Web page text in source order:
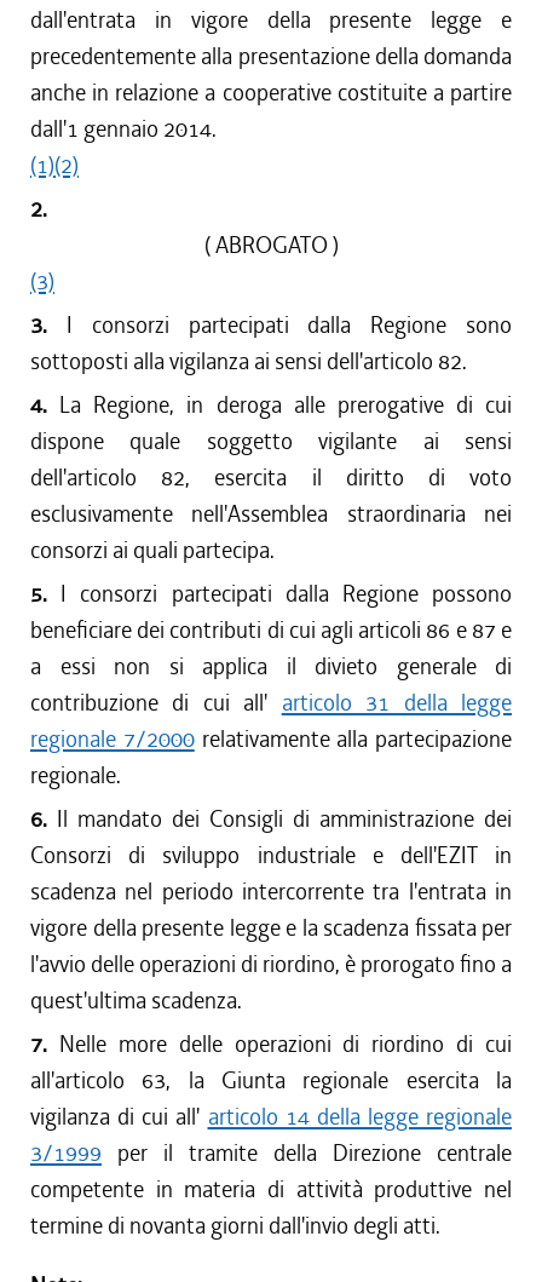
dall'entrata in vigore della presente legge e
precedentemente alla presentazione della domanda
anche in relazione a cooperative costituite a partire
dall'1 gennaio 2014.
(1)(2)
2.
( ABROGATO )
(3)
3. I consorzi partecipati dalla Regione sono
sottoposti alla vigilanza ai sensi dell'articolo 82.
4. La Regione, in deroga alle prerogative di cui
dispone quale soggetto vigilante ai sensi
dell'articolo 82, esercita il diritto di voto
esclusivamente nell'Assemblea straordinaria nei
consorzi ai quali partecipa.
5. I consorzi partecipati dalla Regione possono
beneficiare dei contributi di cui agli articoli 86 e 87 e
a essi non si applica il divieto generale di
contribuzione di cui all' articolo 31 della legge
regionale 7/2000relativamente alla partecipazione
regionale.
6. Il mandato dei Consigli di amministrazione dei
Consorzi di sviluppo industriale e dell'EZIT in
scadenza nel periodo intercorrente tra l'entrata in
vigore della presente legge e la scadenza fissata per
l'avvio delle operazioni di riordino, è prorogato fino a
quest'ultima scadenza.
7. Nelle more delle operazioni di riordino di cui
all'articolo 63, la Giunta regionale esercita la
vigilanza di cui all' articolo 14 della legge regionale
3/1999 per il tramite della Direzione centrale
competente in materia di attività produttive nel
termine di novanta giorni dall'invio degli atti.